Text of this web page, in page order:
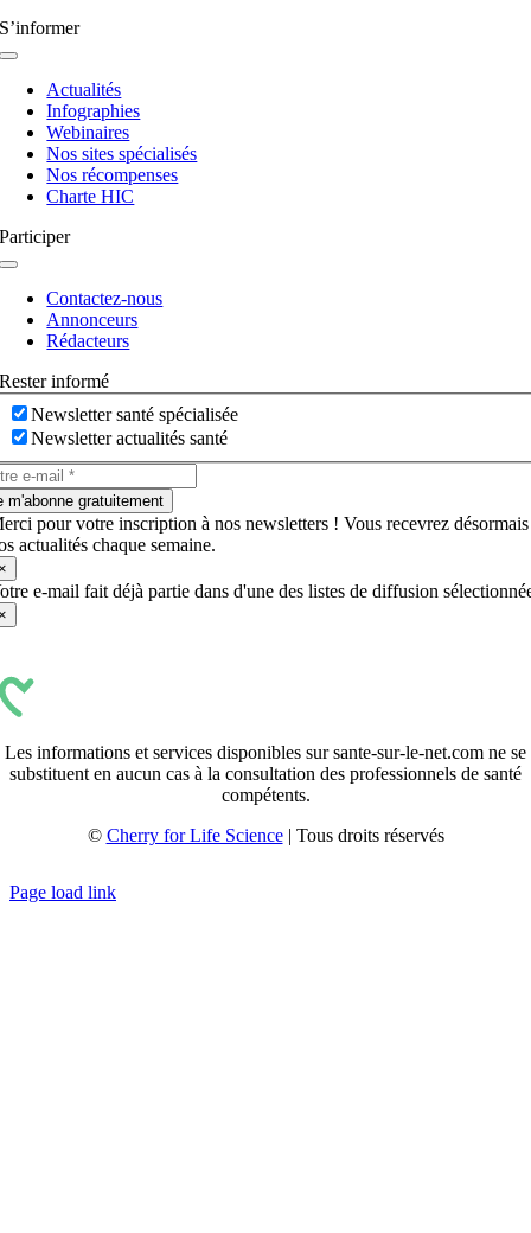
S’informer
Navigation
basculeActualités
Infographies
Webinaires
Nos sites spécialisés
Nos récompenses
Charte HIC
Participer
Navigation
basculeContactez-nous
Annonceurs
Rédacteurs
Rester informé
Newsletter santé spécialisée
Newsletter actualités santé
m'abonne gratuitement
pour votre inscription à nos newsletters ! Vous recevrez désormais
actualités chaque semaine.
e-mail fait déjà partie dans d'une des listes de diffusion
Les informations et services disponibles sur sante-sur-le-net.com ne se
substituent en aucun cas à la consultation des professionnels de santé
compétents.
© Cherry for Life Science| Tous droits réservés
Page load link